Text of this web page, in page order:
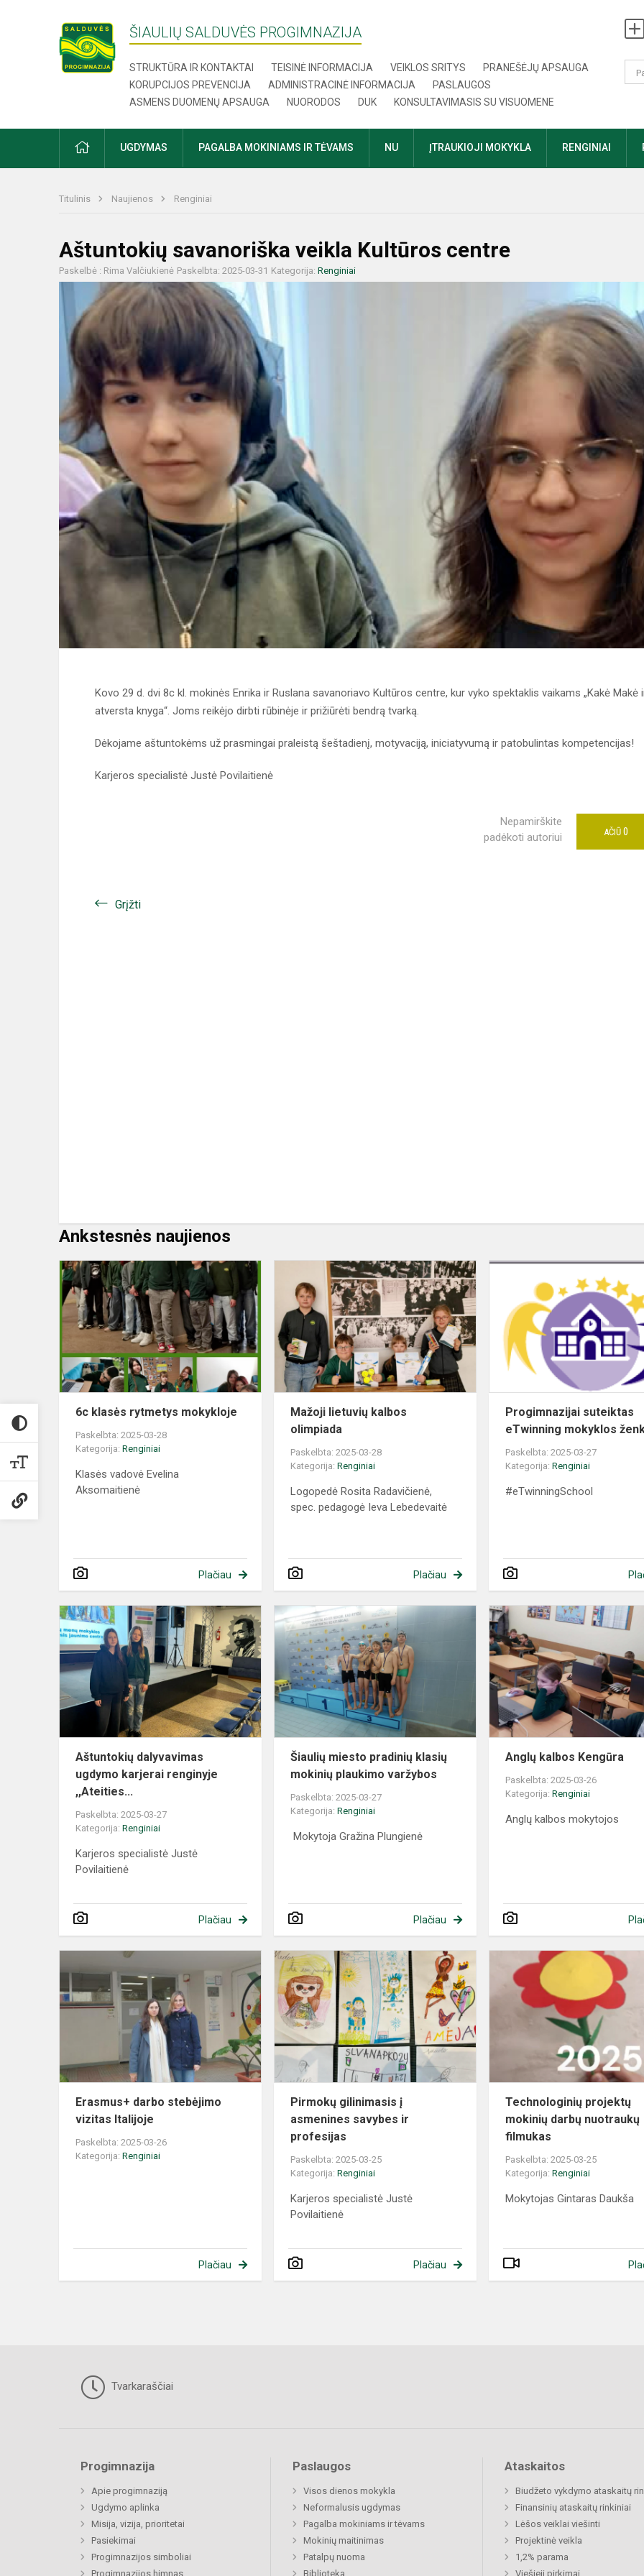
ŠIAULIŲ SALDUVĖS PROGIMNAZIJA
STRUKTŪRA IR KONTAKTAI TEISINĖ INFORMACIJA VEIKLOS SRITYS
PRANEŠĖJŲ APSAUGA
KORUPCIJOS PREVENCIJA
ADMINISTRACINĖ INFORMACIJA
PASLAUGOS
ASMENS DUOMENŲ APSAUGA
NUORODOS DUK KONSULTAVIMASIS SU VISUOMENE
UGDYMAS PAGALBA MOKINIAMS IR TĖVAMS NU ĮTRAUKIOJI MOKYKLA RENGINIAI
Titulinis Naujienos Renginiai
Aštuntokių savanoriška veikla Kultūros centre
Paskelbė : Rima Valčiukienė Paskelbta: 2025-03-31 Kategorija: Renginiai
Kovo 29 d. dvi 8c kl. mokinės Enrika ir Ruslana savanoriavo Kultūros centre, kur vyko spektaklis vaikams „Kakė Makė
atversta knyga“. Joms reikėjo dirbti rūbinėje ir prižiūrėti bendrą tvarką.
Dėkojame aštuntokėms už prasmingai praleistą šeštadienį, motyvaciją, iniciatyvumą ir patobulintas kompetencijas!
Karjeros specialistė Justė Povilaitienė
Nepamirškite
padėkoti autoriui
AČIŪ 0
Grįžti
Ankstesnės naujienos
​​​​​​​6c klasės rytmetys mokykloje
Paskelbta: 2025-03-28
Kategorija: Renginiai
Klasės vadovė Evelina
Aksomaitienė
Plačiau
Mažoji lietuvių kalbos
olimpiada
Paskelbta: 2025-03-28
Kategorija:Renginiai
Logopedė Rosita Radavičienė,
spec. pedagogė Ieva Lebedevaitė
Plačiau
Progimnazijai suteiktas
eTwinning mokyklos
Paskelbta: 2025-03-27
Kategorija:Renginiai
#eTwinningSchool
Aštuntokių dalyvavimas
ugdymo karjerai renginyje
,,Ateities...
Paskelbta: 2025-03-27
Kategorija: Renginiai
Karjeros specialistė Justė
Povilaitienė
Plačiau
Šiaulių miesto pradinių klasių
mokinių plaukimo varžybos
Paskelbta: 2025-03-27
Kategorija:Renginiai
Mokytoja Gražina Plungienė
Plačiau
Anglų kalbos Kengūra
Paskelbta: 2025-03-26
Kategorija:Renginiai
Anglų kalbos mokytojos
Erasmus+ darbo stebėjimo
vizitas Italijoje
Paskelbta: 2025-03-26
Kategorija: Renginiai
Plačiau
Pirmokų gilinimasis į
asmenines savybes ir
profesijas
Paskelbta: 2025-03-25
Kategorija:Renginiai
Karjeros specialistė Justė
Povilaitienė
Plačiau
Technologinių projektų
mokinių darbų nuotraukų
filmukas
Paskelbta: 2025-03-25
Kategorija:Renginiai
Mokytojas Gintaras Daukša
Tvarkaraščiai
Progimnazija
Apie progimnaziją
Ugdymo aplinka
Misija, vizija, prioritetai
Pasiekimai
Progimnazijos simboliai
Progimnazijos himnas
Paslaugos
Visos dienos mokykla
Neformalusis ugdymas
Pagalba mokiniams ir tėvams
Mokinių maitinimas
Patalpų nuoma
Biblioteka
Ataskaitos
Biudžeto vykdymo ataskaitų
Finansinių ataskaitų rinkiniai
Lėšos veiklai viešinti
Projektinė veikla
1,2% parama
Viešieji pirkimai